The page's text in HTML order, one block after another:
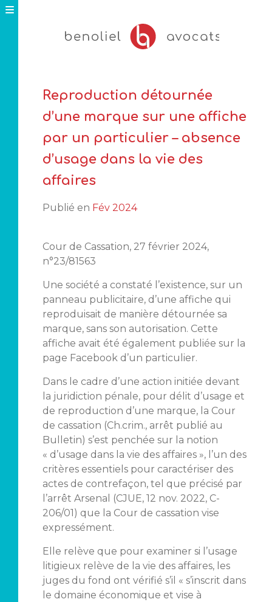
Reproduction détournée
d’une marque sur une affiche
par un particulier – absence
d’usage dans la vie des
affaires
Publié en Fév 2024
Cour de Cassation, 27 février 2024,
n°23/81563
Une société a constaté l’existence, sur un
panneau publicitaire, d’une affiche qui
reproduisait de manière détournée sa
marque, sans son autorisation. Cette
affiche avait été également publiée sur la
page Facebook d’un particulier.
Dans le cadre d’une action initiée devant
la juridiction pénale, pour délit d’usage et
de reproduction d’une marque, la Cour
de cassation (Ch.crim., arrêt publié au
Bulletin) s’est penchée sur la notion
« d’usage dans la vie des affaires », l’un des
critères essentiels pour caractériser des
actes de contrefaçon, tel que précisé par
l’arrêt Arsenal (CJUE, 12 nov. 2022, C-
206/01) que la Cour de cassation vise
expressément.
Elle relève que pour examiner si l’usage
litigieux relève de la vie des affaires, les
juges du fond ont vérifié s’il « s’inscrit dans
le domaine économique et vise à